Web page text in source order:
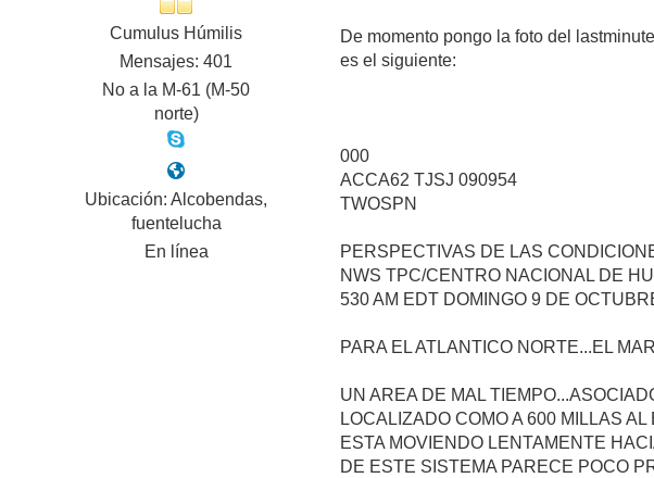
Cumulus Húmilis
Mensajes: 401
No a la M-61 (M-50
norte)
Ubicación: Alcobendas,
fuentelucha
En línea
De momento pongo la foto del
es el siguiente:
000
ACCA62 TJSJ 090954
TWOSPN
PERSPECTIVAS DE LAS
NWS TPC/CENTRO NACIONAL DE
530 AM EDT DOMINGO 9 DE
PARA EL ATLANTICO NORTE...EL
UN AREA DE MAL
LOCALIZADO COMO A 600 MILLAS
ESTA MOVIENDO LENTAMENTE
DE ESTE SISTEMA PARECE POCO